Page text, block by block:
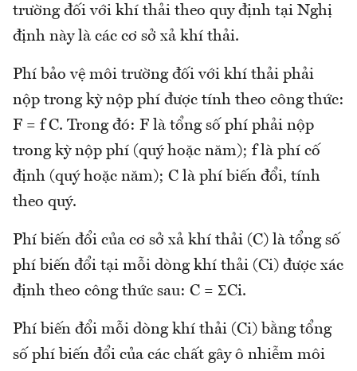
trường đối với khí thải theo quy định tại Nghị
định này là các cơ sở xả khí thải.
Phí bảo vệ môi trường đối với khí thải phải
nộp trong kỳ nộp phí được tính theo công thức:
F = f C. Trong đó: F là tổng số phí phải nộp
trong kỳ nộp phí (quý hoặc năm); f là phí cố
định (quý hoặc năm); C là phí biến đổi, tính
theo quý.
Phí biến đổi của cơ sở xả khí thải (C) là tổng số
phí biến đổi tại mỗi dòng khí thải (Ci) được xác
định theo công thức sau: C = ΣCi.
Phí biến đổi mỗi dòng khí thải (Ci) bằng tổng
số phí biến đổi của các chất gây ô nhiễm môi